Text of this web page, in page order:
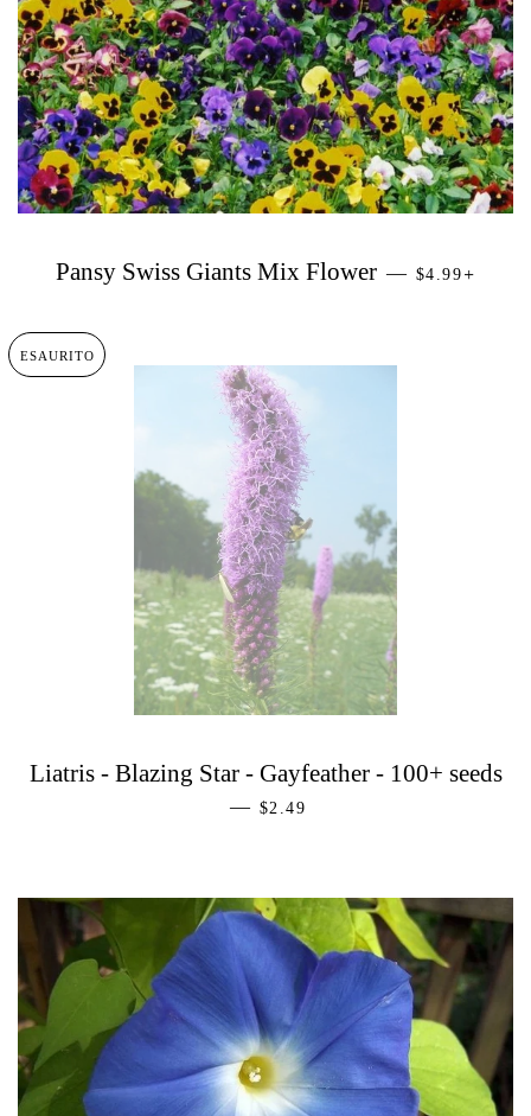
Pansy Swiss Giants Mix Flower — PREZZO DI
$4.99
ESAURITO
Liatris - Blazing Star - Gayfeather - 100+ seeds
— PREZZO DI LISTINO
$2.49